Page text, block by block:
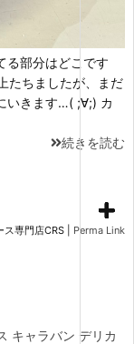
る部分はどこです
たちましたが、まだ
いきます…( ;∀;) カ
続きを読む
ス専門店CRS Perma Link
キャラバン デリカ